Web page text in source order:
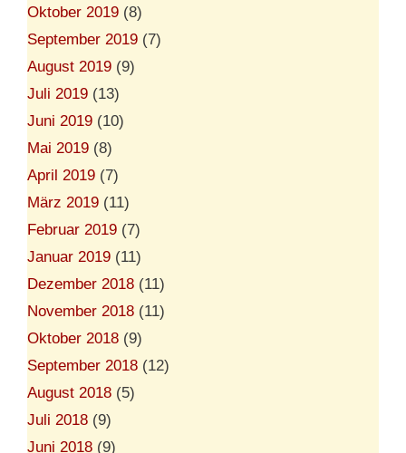
Oktober 2019 (8)
September 2019 (7)
August 2019 (9)
Juli 2019 (13)
Juni 2019 (10)
Mai 2019 (8)
April 2019 (7)
März 2019 (11)
Februar 2019 (7)
Januar 2019 (11)
Dezember 2018 (11)
November 2018 (11)
Oktober 2018 (9)
September 2018 (12)
August 2018 (5)
Juli 2018 (9)
Juni 2018 (9)